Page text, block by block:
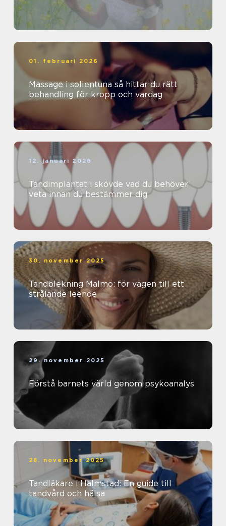
01. februari 2026
Massage i sollentuna så hittar du rätt
behandling för kropp och vardag
12. januari 2026
Tandimplantat i skövde vad du behöver
veta innan du bestämmer dig
30. november 2025
Tandblekning Malmö: för vägen till ett
strålande leende
29. november 2025
Förstå barnets värld genom psykoanalys
28. november 2025
Tandläkare i Halmstad: En guide till
tandvård och hälsa